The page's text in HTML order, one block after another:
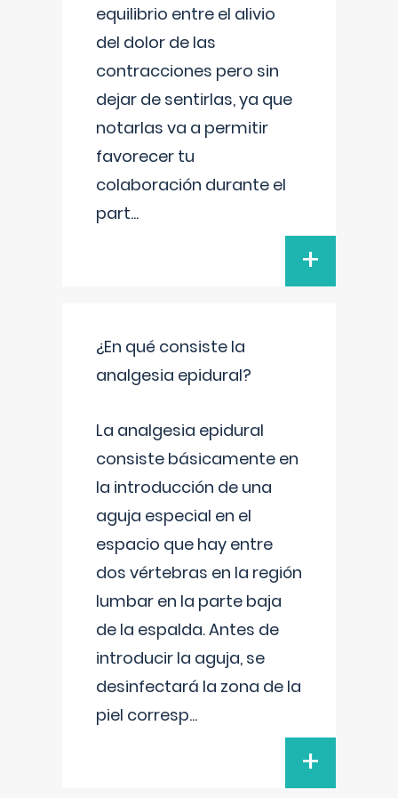
equilibrio entre el alivio
del dolor de las
contracciones pero sin
dejar de sentirlas, ya que
notarlas va a permitir
favorecer tu
colaboración durante el
part...
+
¿En qué consiste la
analgesia epidural?
La analgesia epidural
consiste básicamente en
la introducción de una
aguja especial en el
espacio que hay entre
dos vértebras en la región
lumbar en la parte baja
de la espalda. Antes de
introducir la aguja, se
desinfectará la zona de la
piel corresp...
+